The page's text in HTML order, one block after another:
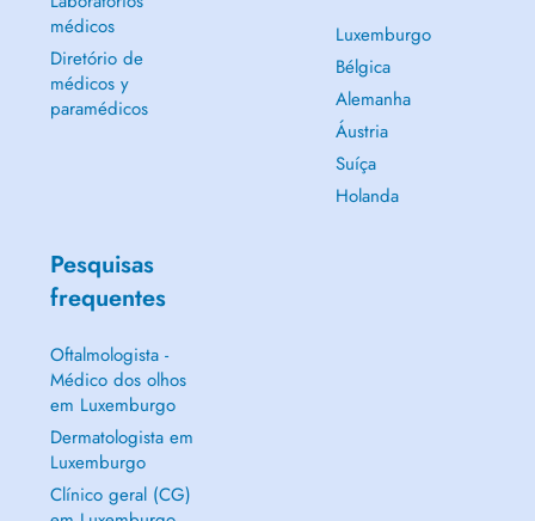
médicos
Diretório de
médicos y
paramédicos
Luxemburgo
Bélgica
Alemanha
Áustria
Suíça
Holanda
Pesquisas
frequentes
Oftalmologista -
Médico dos olhos
em Luxemburgo
Dermatologista em
Luxemburgo
Clínico geral (CG)